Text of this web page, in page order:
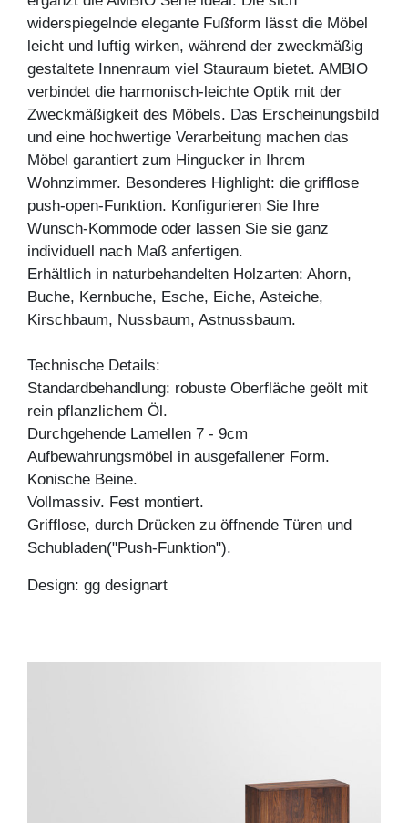
widerspiegelnde elegante Fußform lässt die Möbel
leicht und luftig wirken, während der zweckmäßig
gestaltete Innenraum viel Stauraum bietet. AMBIO
verbindet die harmonisch-leichte Optik mit der
Zweckmäßigkeit des Möbels. Das Erscheinungsbild
und eine hochwertige Verarbeitung machen das
Möbel garantiert zum Hingucker in Ihrem
Wohnzimmer. Besonderes Highlight: die grifflose
push-open-Funktion. Konfigurieren Sie Ihre
Wunsch-Kommode oder lassen Sie sie ganz
individuell nach Maß anfertigen.
Erhältlich in naturbehandelten Holzarten: Ahorn,
Buche, Kernbuche, Esche, Eiche, Asteiche,
Kirschbaum, Nussbaum, Astnussbaum.
Technische Details:
Standardbehandlung: robuste Oberfläche geölt mit
rein pflanzlichem Öl.
Durchgehende Lamellen 7 - 9cm
Aufbewahrungsmöbel in ausgefallener Form.
Konische Beine.
Vollmassiv. Fest montiert.
Grifflose, durch Drücken zu öffnende Türen und
Schubladen("Push-Funktion").
Design: gg designart